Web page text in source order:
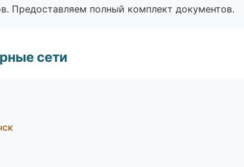
Предоставляем полный комплект документов.
сети